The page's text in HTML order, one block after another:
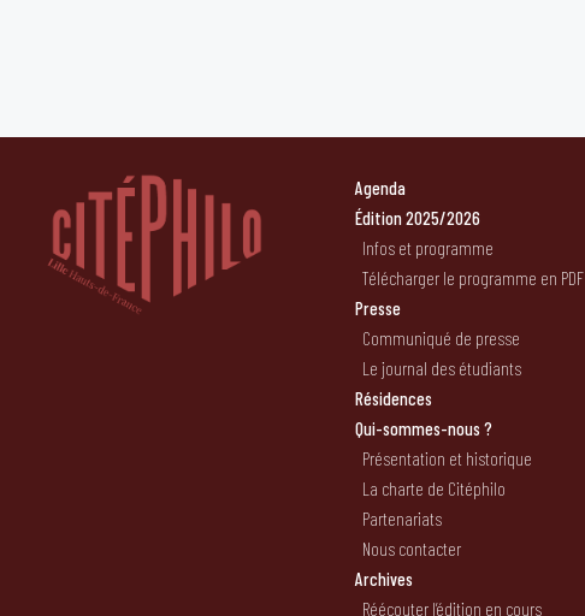
Agenda
Édition 2025/2026
Infos et programme
Télécharger le programme en PDF
Presse
Communiqué de presse
Le journal des étudiants
Résidences
Qui-sommes-nous ?
Présentation et historique
La charte de Citéphilo
Partenariats
Nous contacter
Archives
Réécouter l’édition en cours